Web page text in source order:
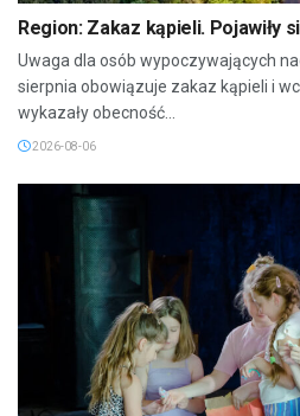
Region: Zakaz kąpieli. Pojawiły
Uwaga dla osób wypoczywających
sierpnia obowiązuje zakaz kąpieli i
wykazały obecność...
2026-08-06